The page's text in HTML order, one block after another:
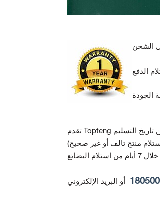
أو البريد الإلكتروني